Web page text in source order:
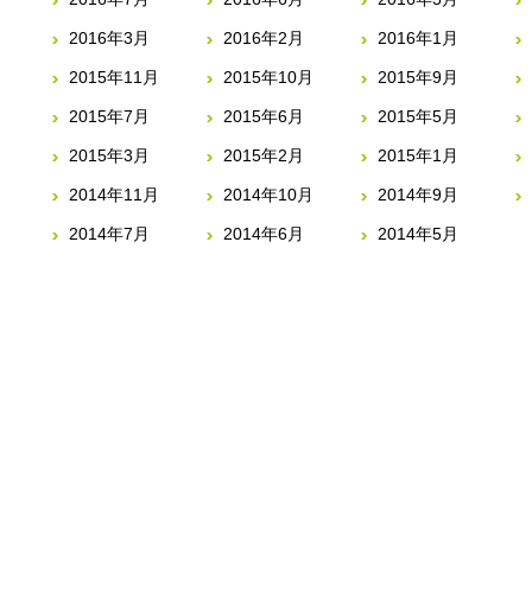
2016年3月 2016年2月 2016年1月
2015年11月 2015年10月 2015年9月
2015年7月 2015年6月 2015年5月
2015年3月 2015年2月 2015年1月
2014年11月 2014年10月 2014年9月
2014年7月 2014年6月 2014年5月